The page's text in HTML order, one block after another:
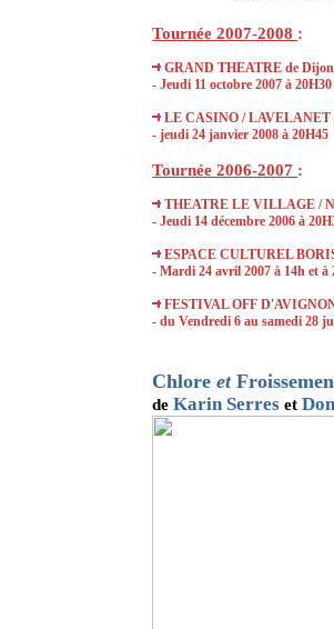
Tournée 2007-2008 :
GRAND THEATRE de Dijon
- Jeudi 11 octobre 2007 à 20H30
LE CASINO / LAVELANET
- jeudi 24 janvier 2008 à 20H45
Tournée 2006-2007 :
THEATRE LE VILLAGE /
- Jeudi 14 décembre 2006 à
ESPACE CULTUREL
- Mardi 24 avril 2007 à 14h et à
FESTIVAL OFF
- du Vendredi 6 au samedi 28
Chlore et
de Karin Serres et